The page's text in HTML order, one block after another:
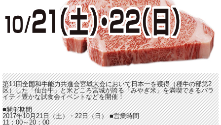
第11回全国和牛能力共進会宮城大会において日本一を獲得（種牛の部第2
区）した「仙台牛」と米どころ宮城が誇る「みやぎ米」を満喫できるバラ
イティ豊かな試食会イベントなどを開催！
■開催期間
2017年10月21日（土）・22日（日）■営業時間
11：00～20：00